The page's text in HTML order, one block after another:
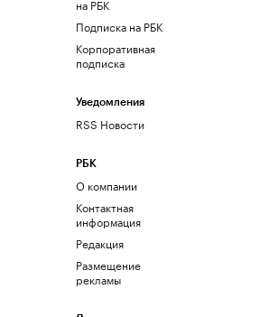
на РБК
Подписка на РБК
Корпоративная
подписка
Уведомления
RSS Новости
РБК
О компании
Контактная
информация
Редакция
Размещение
рекламы